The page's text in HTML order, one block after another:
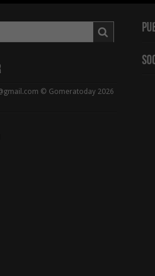
© Gomeratoday 2026